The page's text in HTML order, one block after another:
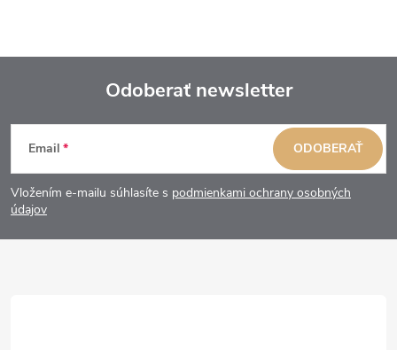
Z
á
p
Odoberať newsletter
Email
Vložením e-mailu súhlasíte s podmienkami ochrany osobných
údajov
ODOBERAŤ